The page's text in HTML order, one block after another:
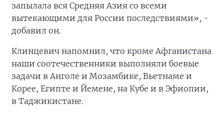
запылала вся Средняя Азия со всеми
вытекающими для России последствиями», -
добавил он.
Клинцевич напомнил, что кроме Афганистана
наши соотечественники выполняли боевые
задачи в Анголе и Мозамбике, Вьетнаме и
Корее, Египте и Йемене, на Кубе и в Эфиопии,
в Таджикистане.